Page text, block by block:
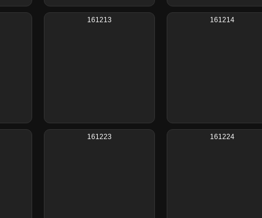
161213 161214
161223 161224